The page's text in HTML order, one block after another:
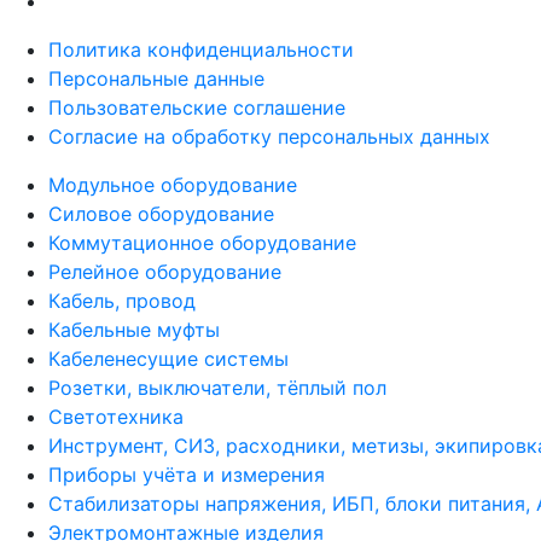
Политика конфиденциальности
Персональные данные
Пользовательские соглашение
Согласие на обработку персональных данных
Модульное оборудование
Силовое оборудование
Коммутационное оборудование
Релейное оборудование
Кабель, провод
Кабельные муфты
Кабеленесущие системы
Розетки, выключатели, тёплый пол
Светотехника
Инструмент, СИЗ, расходники, метизы,
Приборы учёта и измерения
Стабилизаторы напряжения, ИБП, блоки питания,
Электромонтажные изделия